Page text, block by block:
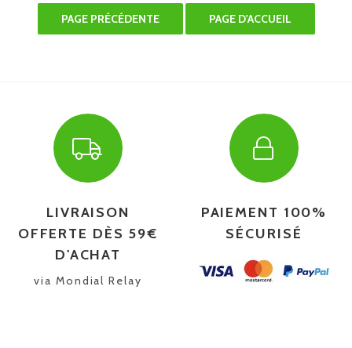
LIVRAISON
OFFERTE DÈS 59€
D'ACHAT
via Mondial Relay
PAIEMENT 100%
SÉCURISÉ